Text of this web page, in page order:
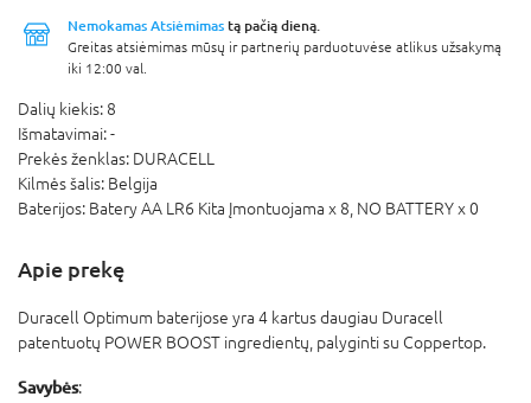
Nemokamas Atsiėmimas tą pačią dieną.
Greitas atsiėmimas mūsų ir partnerių parduotuvėse atlikus užsakymą
iki 12:00 val.
Dalių kiekis: 8
Išmatavimai:-
Prekės ženklas: DURACELL
Kilmės šalis: Belgija
Baterijos: Batery AA LR6 Kita Įmontuojama x 8, NO BATTERY x 0
Apie prekę
Duracell Optimum baterijose yra 4 kartus daugiau Duracell
patentuotų POWER BOOST ingredientų, palyginti su Coppertop.
Savybės: